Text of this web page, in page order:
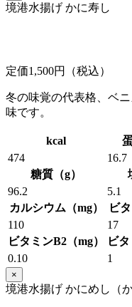
境港水揚げ かに寿し
定価1,500円（税込）
冬の味覚の代表格、ベ
味です。
kcal
474
16.7
糖質（g）
96.2
5.1
カルシウム（mg）
ビ
110
17
ビタミンB2（mg）
ビ
0.10
1
×
境港水揚げ かにめし（